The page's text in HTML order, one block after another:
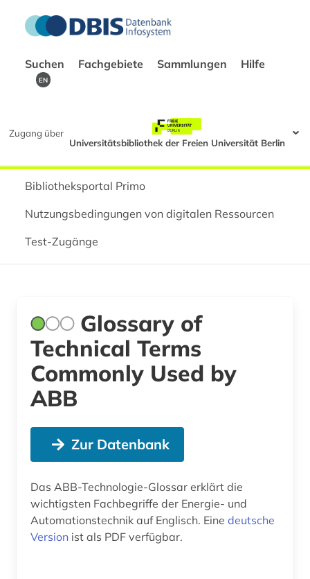
Suchen Fachgebiete Sammlungen Hilfe
EN
Zugang über
Universitätsbibliothek der Freien Universität Berlin
Bibliotheksportal Primo
Nutzungsbedingungen von digitalen Ressourcen
Test-Zugänge
Glossary of
Technical Terms
Commonly Used by
ABB
Zur Datenbank
Das ABB-Technologie-Glossar erklärt die
wichtigsten Fachbegriffe der Energie- und
Automationstechnik auf Englisch. Eine deutsche
Version ist als PDF verfügbar.